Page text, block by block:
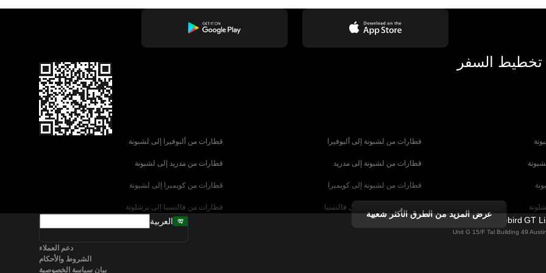
تخطيط السفر
قطارات من لشبونة إلى ألبوفيرا قطارات من ألبوفيرا إلى لشبونة
قطارات من لشبونة إلى مدريد قطارات من مدريد إلى لشبونة
قطارات من لشبونة إلى كويمبرا قطارات من كويمبرا إلى لشبونة
قطارات من برشلونة إلى فالنسيا قطارات من فالنسيا إلى برشلونة
قطارات من إشبيلية إلى برشلونة
عرض المزيد من الطرق الأكثر شعبية
Firebird GT
Unit G 15/F Tal Building 49
العربية
دعم العملاء
الشروط والأحكام
بيان سياسة الخصوصية